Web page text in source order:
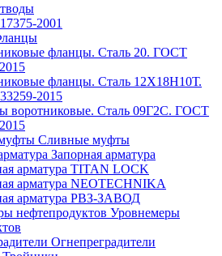
2001
фланцы. Сталь 20. ГОСТ
фланцы. Сталь 12Х18Н10Т.
2015
воротниковые. Сталь 09Г2С. ГОСТ
Сливные муфты
Запорная арматура
арматура TITAN LOCK
арматура NEOTECHNIKA
арматура РВЗ-ЗАВОД
Уровнемеры
Огнепреградители